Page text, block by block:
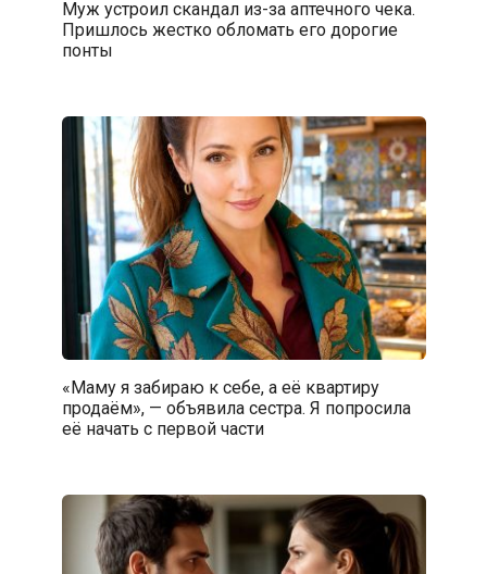
Муж устроил скандал из-за аптечного чека.
Пришлось жестко обломать его дорогие
понты
«Маму я забираю к себе, а её квартиру
продаём», — объявила сестра. Я попросила
её начать с первой части